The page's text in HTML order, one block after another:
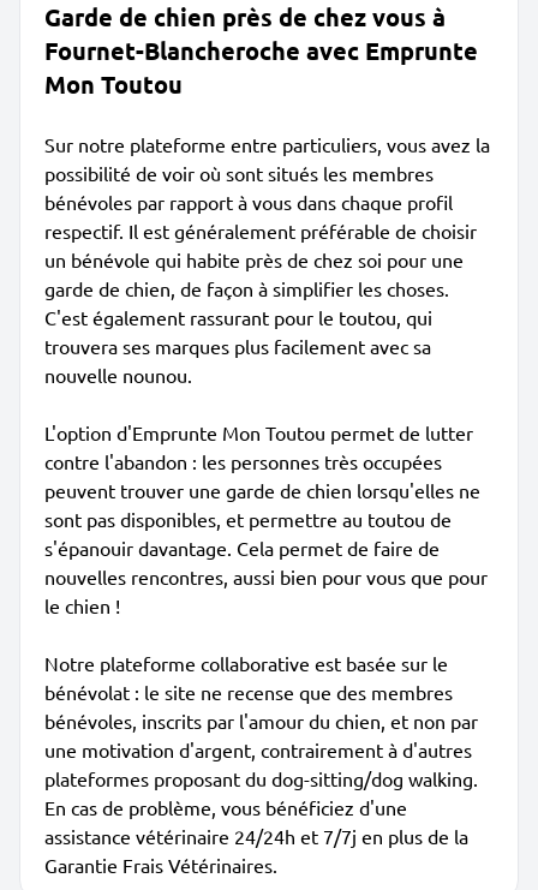
Garde de chien près de chez vous à
Fournet-Blancheroche avec Emprunte
Mon Toutou
Sur notre plateforme entre particuliers, vous avez la
possibilité de voir où sont situés les membres
bénévoles par rapport à vous dans chaque profil
respectif. Il est généralement préférable de choisir
un bénévole qui habite près de chez soi pour une
garde de chien, de façon à simplifier les choses.
C'est également rassurant pour le toutou, qui
trouvera ses marques plus facilement avec sa
nouvelle nounou.
L'option d'Emprunte Mon Toutou permet de lutter
contre l'abandon : les personnes très occupées
peuvent trouver une garde de chien lorsqu'elles ne
sont pas disponibles, et permettre au toutou de
s'épanouir davantage. Cela permet de faire de
nouvelles rencontres, aussi bien pour vous que pour
le chien !
Notre plateforme collaborative est basée sur le
bénévolat : le site ne recense que des membres
bénévoles, inscrits par l'amour du chien, et non par
une motivation d'argent, contrairement à d'autres
plateformes proposant du dog-sitting/dog walking.
En cas de problème, vous bénéficiez d'une
assistance vétérinaire 24/24h et 7/7j en plus de la
Garantie Frais Vétérinaires.